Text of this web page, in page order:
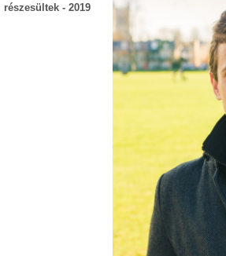
részesültek - 2019